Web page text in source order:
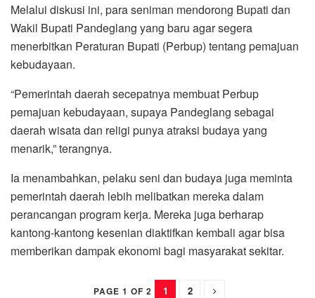
Melalui diskusi ini, para seniman mendorong Bupati dan
Wakil Bupati Pandeglang yang baru agar segera
menerbitkan Peraturan Bupati (Perbup) tentang pemajuan
kebudayaan.
“Pemerintah daerah secepatnya membuat Perbup
pemajuan kebudayaan, supaya Pandeglang sebagai
daerah wisata dan religi punya atraksi budaya yang
menarik,” terangnya.
Ia menambahkan, pelaku seni dan budaya juga meminta
pemerintah daerah lebih melibatkan mereka dalam
perancangan program kerja. Mereka juga berharap
kantong-kantong kesenian diaktifkan kembali agar bisa
memberikan dampak ekonomi bagi masyarakat sekitar.
PAGE 1 OF 2 1 2